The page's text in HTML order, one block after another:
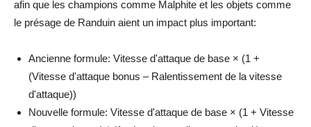
afin que les champions comme Malphite et les objets comme
le présage de Randuin aient un impact plus important:
Ancienne formule: Vitesse d'attaque de base × (1 +
(Vitesse d'attaque bonus – Ralentissement de la vitesse
d'attaque))
Nouvelle formule: Vitesse d'attaque de base × (1 + Vitesse